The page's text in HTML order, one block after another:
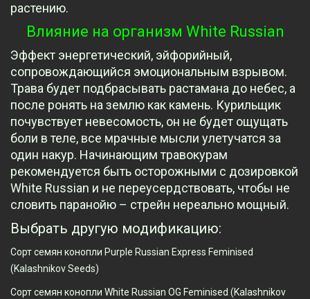
растению.
Влияние на организм White Russian
Эффект энергетический, эйфорийный,
сопровождающийся эмоциональным взрывом.
Трава будет подбрасывать растамана до небес, а
после ронять на землю как камень. Курильщик
почувствует невесомость, он не будет ощущать
боли в теле, все мрачные мысли улетучатся за
один накур. Начинающим травокурам
рекомендуется быть осторожными с дозировкой
White Russian и не переусердствовать, чтобы не
словить паранойю – стрейн нереально мощный.
Выбрать другую модификацию:
Сорт семян конопли Purple Russian Express Feminised
(Kalashnikov Seeds)
Сорт семян конопли White Russian OG Feminised (Kalashnikov